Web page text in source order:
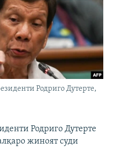
Родриго Дутерте,
Родриго Дутерте
жиноят суди